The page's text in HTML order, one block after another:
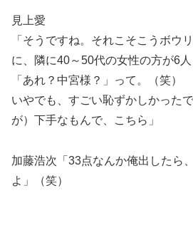
見上愛
「そうですね。それこそこうボウ
に、隣に40～50代の女性の方が6人
「あれ？中宮様？」って。（笑）
いやでも、すごい恥ずかしかった
が）下手なもんで、こちら」
加藤浩次「33点なんか俺出したら
よ」（笑）